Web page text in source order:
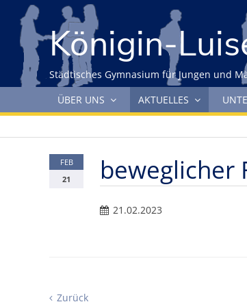
Gleich zum Inhalt der Seite springen
Königin-
Städtisches Gymnasium für Jungen und
Navigation überspringen
ÜBER UNS AKTUELLES
FEB
21
beweglicher
21.02.2023
Zurück